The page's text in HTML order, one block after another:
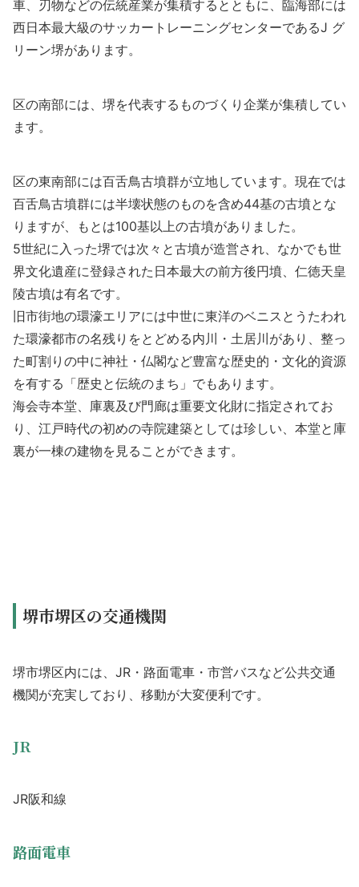
車、刃物などの伝統産業が集積するとともに、臨海部には
西日本最大級のサッカートレーニングセンターであるJ グ
リーン堺があります。
区の南部には、堺を代表するものづくり企業が集積してい
ます。
区の東南部には百舌鳥古墳群が立地しています。現在では
百舌鳥古墳群には半壊状態のものを含め44基の古墳とな
りますが、もとは100基以上の古墳がありました。
5世紀に入った堺では次々と古墳が造営され、なかでも世
界文化遺産に登録された日本最大の前方後円墳、仁徳天皇
陵古墳は有名です。
旧市街地の環濠エリアには中世に東洋のベニスとうたわれ
た環濠都市の名残りをとどめる内川・土居川があり、整っ
た町割りの中に神社・仏閣など豊富な歴史的・文化的資源
を有する「歴史と伝統のまち」でもあります。
海会寺本堂、庫裏及び門廊は重要文化財に指定されてお
り、江戸時代の初めの寺院建築としては珍しい、本堂と庫
裏が一棟の建物を見ることができます。
堺市堺区の交通機関
堺市堺区内には、JR・路面電車・市営バスなど公共交通
機関が充実しており、移動が大変便利です。
JR
JR阪和線
路面電車